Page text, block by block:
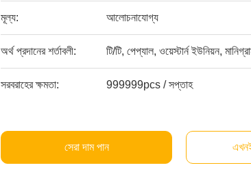
মূল্য: আলোচনাযোগ্য
অর্থ প্রদানের শর্তাবলী: টি/টি, পেপ্যাল, ওয়েস্টার্ন ইউনিয়ন,
সরবরাহের ক্ষমতা: 999999pcs / সপ্তাহ
সেরা দাম পান